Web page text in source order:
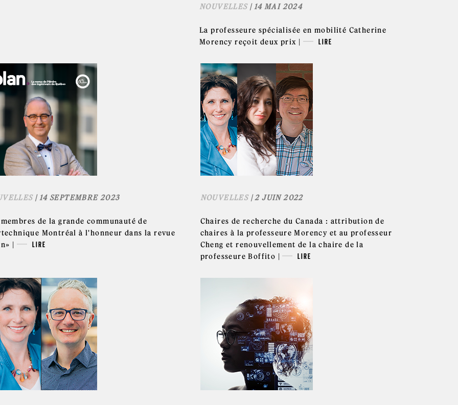
NOUVELLES| 14 MAI 2024
La professeure spécialisée en mobilité Catherine
Morency reçoit deux prix |
LIRE
| 14 SEPTEMBRE 2023
de la grande communauté de
Montréal à l'honneur dans la revue
|
LIRE
NOUVELLES| 2 JUIN 2022
Chaires de recherche du Canada : attribution de
chaires à la professeure Morency et au professeur
Cheng et renouvellement de la chaire de la
professeure Boffito |
LIRE